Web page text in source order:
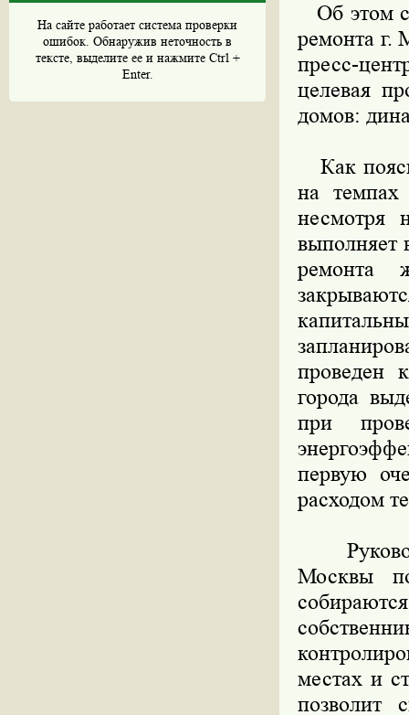
На сайте работает система проверки
ошибок. Обнаружив неточность в
тексте, выделите ее и нажмите Ctrl +
Enter.
Об этом
ремонта г.
пресс-
целевая
домов:
Как
на темпах
несмотря
выполняет
ремонта
проведен
города
при
первую
расходом
Москвы
местах и
позволит